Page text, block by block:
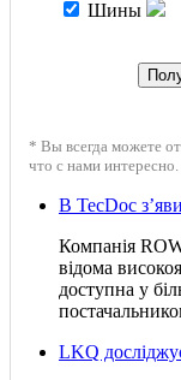
Шины
* Вы всегда можете
что с нами интересно.
В TecDoc
Компанія
відома
доступна у
LKQ